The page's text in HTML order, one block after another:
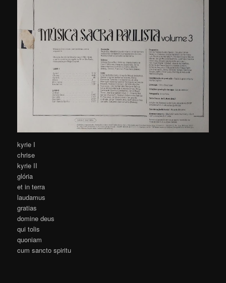
kyrie I
chrise
kyrie II
glória
et in terra
laudamus
gratias
domine deus
qui tolis
quoniam
cum sancto spiritu